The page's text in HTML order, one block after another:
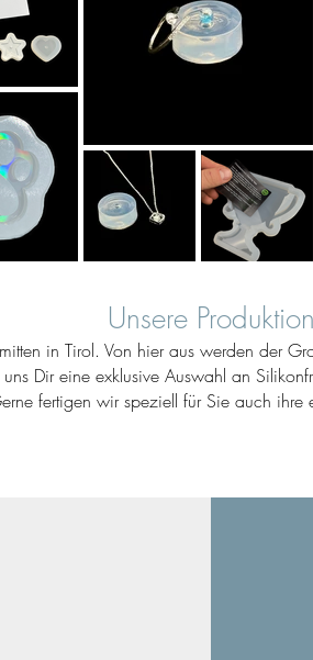
Unsere Produktion
in Tirol. Von hier aus werden der
Dir eine exklusive Auswahl an
fertigen wir speziell für Sie auch ihre